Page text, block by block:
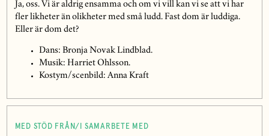
Ja, oss. Vi är aldrig ensamma och om vi vill kan vi se att vi har
fler likheter än olikheter med små ludd. Fast dom är luddiga.
Eller är dom det?
Dans: Bronja Novak Lindblad.
Musik: Harriet Ohlsson.
Kostym/scenbild: Anna Kraft
MED STÖD FRÅN/I SAMARBETE MED